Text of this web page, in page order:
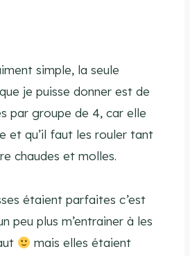
simple, la seule
je puisse donner est de
par groupe de 4, car elle
et qu’il faut les rouler tant
chaudes et molles.
étaient parfaites c’est
peu plus m’entrainer à les
mais elles étaient